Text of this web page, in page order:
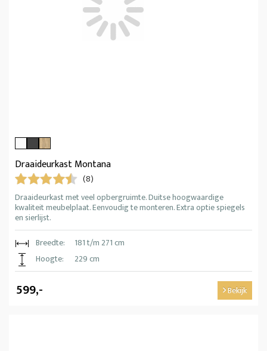
Draaideurkast Montana
(8)
Draaideurkast met veel opbergruimte. Duitse hoogwaardige
kwaliteit meubelplaat. Eenvoudig te monteren. Extra optie spiegels
en sierlijst.
Breedte:
181 t/m 271 cm
Hoogte:
229 cm
599,- Bekijk